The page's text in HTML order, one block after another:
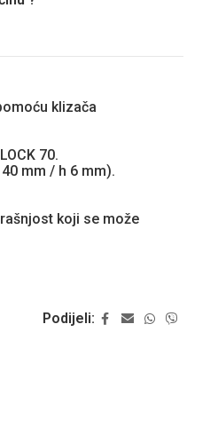
klizača
70.
mm / h 6 mm).
koji se može
Podijeli: